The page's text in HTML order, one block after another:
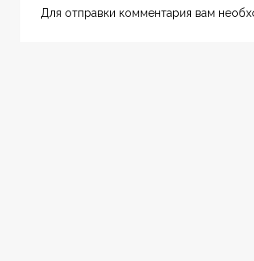
Для отправки комментария вам